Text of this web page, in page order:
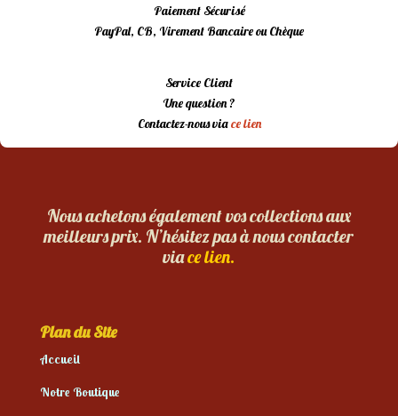
Paiement Sécurisé
PayPal, CB, Virement Bancaire ou Chèque
Service Client
Une question ?
Contactez-nous viace lien
Nous achetons également vos collections aux
meilleurs prix. N’hésitez pas à nous contacter
viace lien.
Plan du Site
Accueil
Notre Boutique